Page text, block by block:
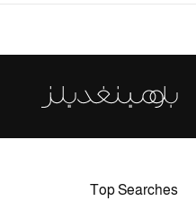
الأطفال
Top Searches